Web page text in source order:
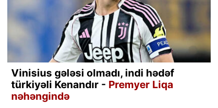
Vinisius gələsi olmadı, indi hədəf
türkiyəli Kenandır - Premyer Liqa
nəhəngində